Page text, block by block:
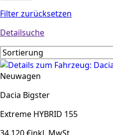
Filter zurücksetzen
Detailsuche
Neuwagen
Dacia Bigster
Extreme HYBRID 155